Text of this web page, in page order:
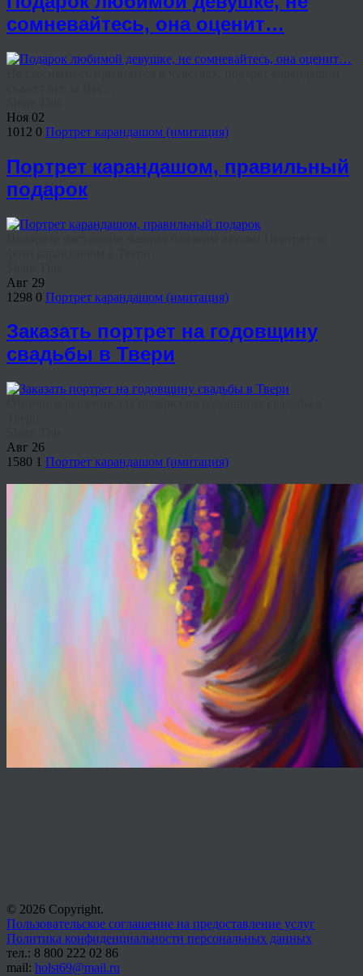
сомневайтесь, она оценит…
Ноя 02
1012 0 Портрет карандашом (имитация)
Портрет карандашом, правильный
подарок
Авг 29
1298 0 Портрет карандашом (имитация)
Заказать портрет на годовщину
свадьбы в Твери
Авг 26
1580 1 Портрет карандашом (имитация)
© 2026 Copyright.
Пользовательское соглашение на предоставление услуг
Политика конфиденциальности персональных данных
тел.: 8 800 222 02 86
mail: holst69@mail.ru